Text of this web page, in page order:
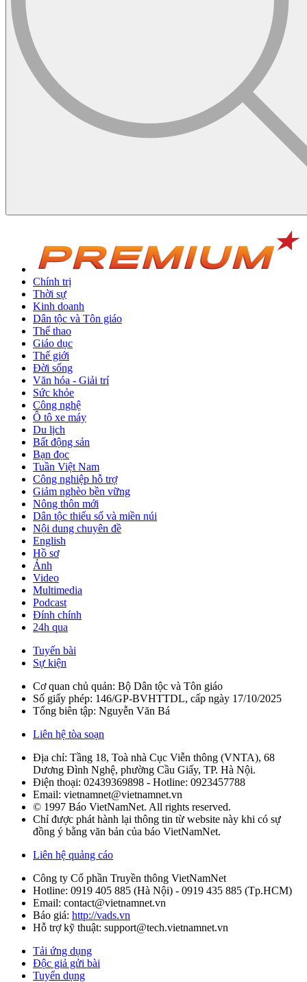
Chính trị
Thời sự
Kinh doanh
Dân tộc và Tôn giáo
Thể thao
Giáo dục
Thế giới
Đời sống
Văn hóa - Giải trí
Sức khỏe
Công nghệ
Ô tô xe máy
Du lịch
Bất động sản
Bạn đọc
Tuần Việt Nam
Công nghiệp hỗ trợ
Giảm nghèo bền vững
Nông thôn mới
Dân tộc thiểu số và miền núi
Nội dung chuyên đề
English
Hồ sơ
Ảnh
Video
Multimedia
Podcast
Đính chính
24h qua
Tuyến bài
Sự kiện
Cơ quan chủ quản: Bộ Dân tộc và Tôn giáo
Số giấy phép: 146/GP-BVHTTDL, cấp ngày 17/10/2025
Tổng biên tập: Nguyễn Văn Bá
Liên hệ tòa soạn
Địa chỉ: Tầng 18, Toà nhà Cục Viễn thông (VNTA), 68
Dương Đình Nghệ, phường Cầu Giấy, TP. Hà Nội.
Điện thoại: 02439369898 - Hotline: 0923457788
Email: vietnamnet@vietnamnet.vn
© 1997 Báo VietNamNet. All rights reserved.
Chỉ được phát hành lại thông tin từ website này khi có sự
đồng ý bằng văn bản của báo VietNamNet.
Liên hệ quảng cáo
Công ty Cổ phần Truyền thông VietNamNet
Hotline: 0919 405 885 (Hà Nội) - 0919 435 885 (Tp.HCM)
Email: contact@vietnamnet.vn
Báo giá: http://vads.vn
Hỗ trợ kỹ thuật: support@tech.vietnamnet.vn
Tải ứng dụng
Độc giả gửi bài
Tuyển dụng